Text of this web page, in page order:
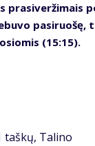
prasiveržimais
pasiruošę,
(15:15).
taškų, Talino